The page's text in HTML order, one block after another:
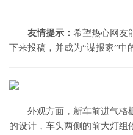
友情提示： 希望热心网友
下来投稿，并成为“谍报家”中
外观方面，新车前进气格
的设计，车头两侧的前大灯组